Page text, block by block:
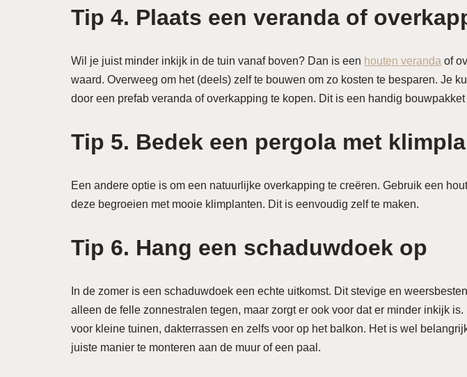
Tip 4. Plaats een veranda of
Wil je juist minder inkijk in de tuin vanaf boven? Dan is een houten veranda of
waard. Overweeg om het (deels) zelf te bouwen om zo kosten te besparen. Je
door een prefab veranda of overkapping te kopen. Dit is een handig
Tip 5. Bedek een pergola met
Een andere optie is om een natuurlijke overkapping te creëren. Gebruik een
deze begroeien met mooie klimplanten. Dit is eenvoudig zelf te maken.
Tip 6. Hang een schaduwdoek op
In de zomer is een schaduwdoek een echte uitkomst. Dit stevige en
alleen de felle zonnestralen tegen, maar zorgt er ook voor dat er minder inkijk
voor kleine tuinen, dakterrassen en zelfs voor op het balkon. Het is wel
juiste manier te monteren aan de muur of een paal.